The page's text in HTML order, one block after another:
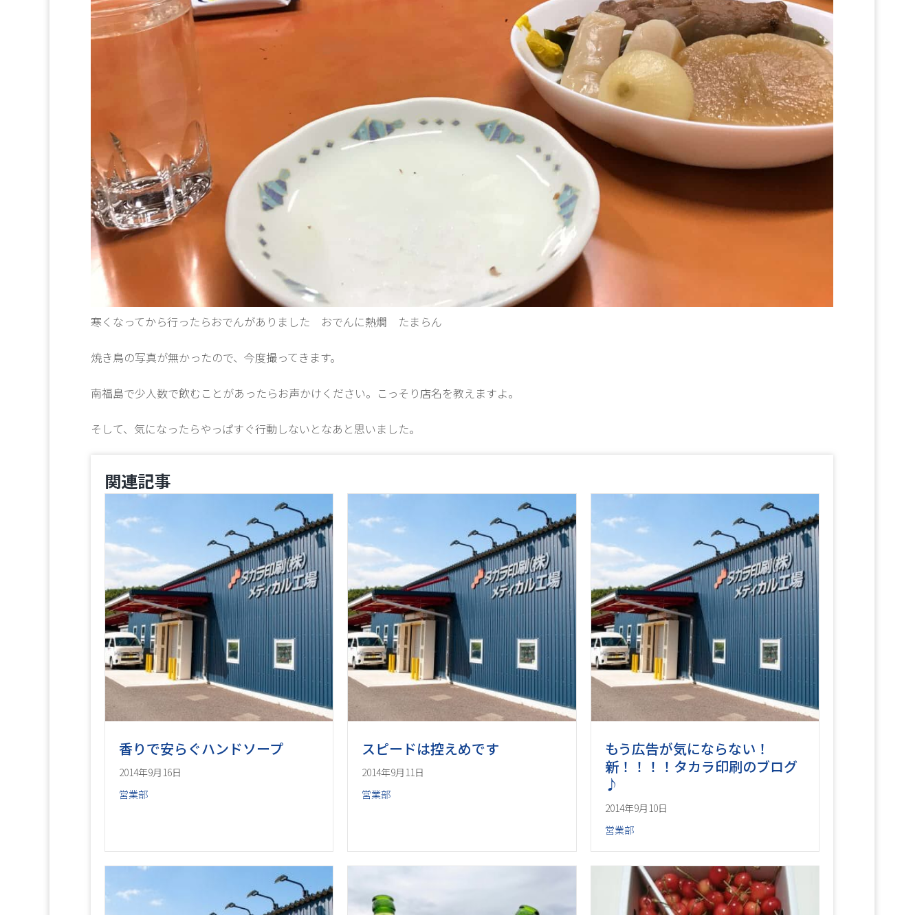
寒くなってから行ったらおでんがありました おでんに熱燗 たまらん
焼き鳥の写真が無かったので、今度撮ってきます。
南福島で少人数で飲むことがあったらお声かけください。こっそり店名を教えますよ。
そして、気になったらやっぱすぐ行動しないとなあと思いました。
関連記事
香りで安らぐハンドソープ
2014年9月16日
営業部
スピードは控えめです
2014年9月11日
営業部
もう広告が気にならない！
新！！！！タカラ印刷のブログ
♪
2014年9月10日
営業部